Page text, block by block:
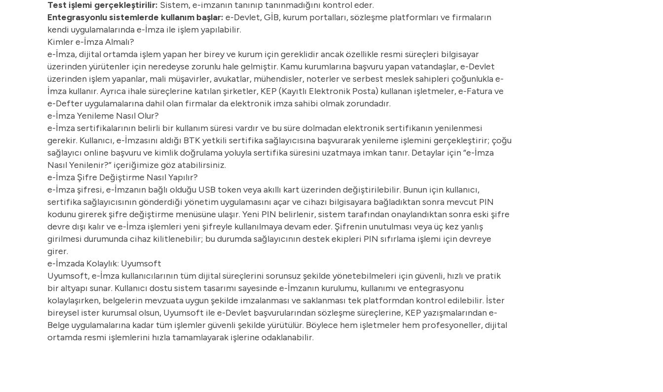
Test işlemi gerçekleştirilir: Sistem, e-imzanın tanınıp tanınmadığını kontrol eder.
Entegrasyonlu sistemlerde kullanım başlar: e-Devlet, GİB, kurum portalları, sözleşme platformları ve firmaların
kendi uygulamalarında e-İmza ile işlem yapılabilir.
Kimler e-İmza Almalı?
e-İmza, dijital ortamda işlem yapan her birey ve kurum için gereklidir ancak özellikle resmi süreçleri bilgisayar
üzerinden yürütenler için neredeyse zorunlu hale gelmiştir. Kamu kurumlarına başvuru yapan vatandaşlar, e-Devlet
üzerinden işlem yapanlar, mali müşavirler, avukatlar, mühendisler, noterler ve serbest meslek sahipleri çoğunlukla e-
İmza kullanır. Ayrıca ihale süreçlerine katılan şirketler, KEP (Kayıtlı Elektronik Posta) kullanan işletmeler, e-Fatura ve
e-Defter uygulamalarına dahil olan firmalar da elektronik imza sahibi olmak zorundadır.
e-İmza Yenileme Nasıl Olur?
e-İmza sertifikalarının belirli bir kullanım süresi vardır ve bu süre dolmadan elektronik sertifikanın yenilenmesi
gerekir. Kullanıcı, e-İmzasını aldığı BTK yetkili sertifika sağlayıcısına başvurarak yenileme işlemini gerçekleştirir; çoğu
sağlayıcı online başvuru ve kimlik doğrulama yoluyla sertifika süresini uzatmaya imkan tanır. Detaylar için “e-İmza
Nasıl Yenilenir?” içeriğimize göz atabilirsiniz.
e-İmza Şifre Değiştirme Nasıl Yapılır?
e-İmza şifresi, e-İmzanın bağlı olduğu USB token veya akıllı kart üzerinden değiştirilebilir. Bunun için kullanıcı,
sertifika sağlayıcısının gönderdiği yönetim uygulamasını açar ve cihazı bilgisayara bağladıktan sonra mevcut PIN
kodunu girerek şifre değiştirme menüsüne ulaşır. Yeni PIN belirlenir, sistem tarafından onaylandıktan sonra eski şifre
devre dışı kalır ve e-İmza işlemleri yeni şifreyle kullanılmaya devam eder. Şifrenin unutulması veya üç kez yanlış
girilmesi durumunda cihaz kilitlenebilir; bu durumda sağlayıcının destek ekipleri PIN sıfırlama işlemi için devreye
girer.
e-İmzada Kolaylık: Uyumsoft
Uyumsoft, e-İmza kullanıcılarının tüm dijital süreçlerini sorunsuz şekilde yönetebilmeleri için güvenli, hızlı ve pratik
bir altyapı sunar. Kullanıcı dostu sistem tasarımı sayesinde e-İmzanın kurulumu, kullanımı ve entegrasyonu
kolaylaşırken, belgelerin mevzuata uygun şekilde imzalanması ve saklanması tek platformdan kontrol edilebilir. İster
bireysel ister kurumsal olsun, Uyumsoft ile e-Devlet başvurularından sözleşme süreçlerine, KEP yazışmalarından e-
Belge uygulamalarına kadar tüm işlemler güvenli şekilde yürütülür. Böylece hem işletmeler hem profesyoneller, dijital
ortamda resmi işlemlerini hızla tamamlayarak işlerine odaklanabilir.